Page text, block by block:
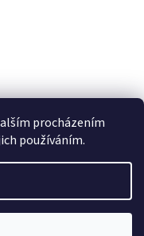
procházením
používáním.
sro. Všechna práva